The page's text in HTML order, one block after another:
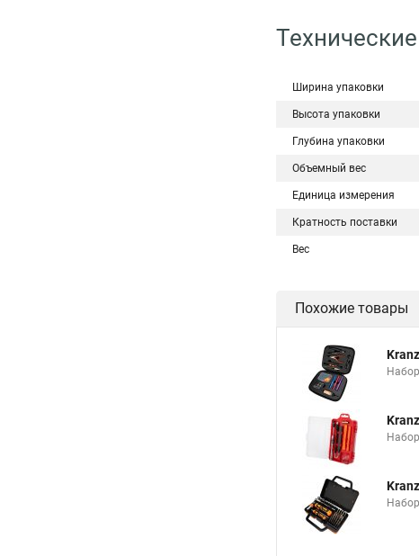
Ширина упаковки
Высота упаковки
Глубина упаковки
Объемный вес
Единица измерения
Кратность поставки
Вес
Похожие товары